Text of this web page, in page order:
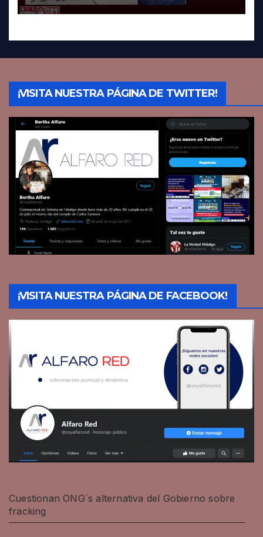
¡VISITA NUESTRA PÁGINA DE TWITTER!
¡VISITA NUESTRA PÁGINA DE FACEBOOK!
Cuestionan ONG´s alternativa del Gobierno sobre
fracking